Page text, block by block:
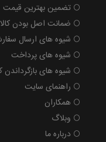
تضمین بهترین قیمت
ضمانت اصل بودن کالا
شیوه های ارسال
شیوه های پرداخت
شیوه های بازگرداندن
راهنمای سایت
همکاران
وبلاگ
درباره ما